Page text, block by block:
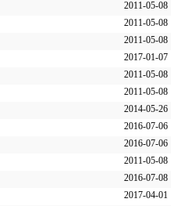
2011-05-08
2011-05-08
2011-05-08
2017-01-07
2011-05-08
2011-05-08
2014-05-26
2016-07-06
2016-07-06
2011-05-08
2016-07-08
2017-04-01